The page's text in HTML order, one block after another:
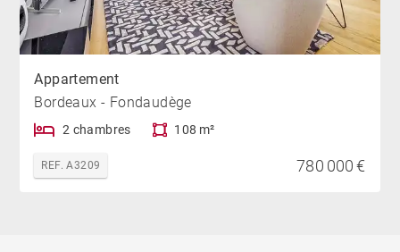
Appartement
Bordeaux - Fondaudège
2 chambres 108 m²
REF. A3209 780 000 €